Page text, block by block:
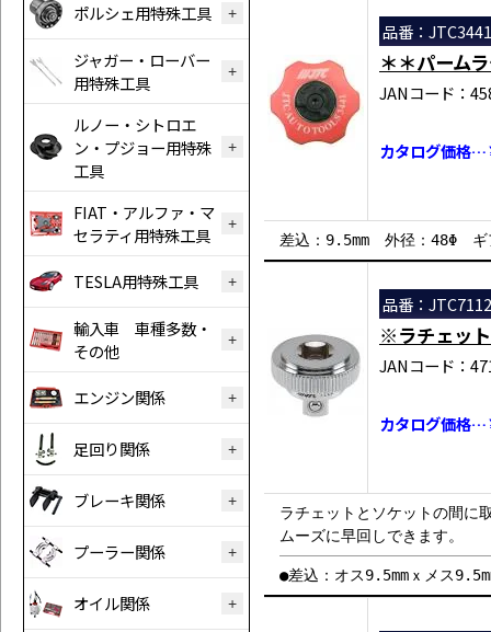
ポルシェ用特殊工具
ジャガー・ローバー
用特殊工具
ルノー・シトロエ
ン・プジョー用特殊
工具
FIAT・アルファ・マ
セラティ用特殊工具
TESLA用特殊工具
輸入車 車種多数・
その他
エンジン関係
足回り関係
ブレーキ関係
プーラー関係
オイル関係
品番：JTC3441
＊＊パーム
JANコード：
カタログ価格…
差込：9.5mm 外径：48Φ ギ
品番：JTC7112
※ラチェッ
JANコード：
カタログ価格…
ラチェットとソケットの間に
ムーズに早回しできます。
●差込：オス9.5mmｘメス